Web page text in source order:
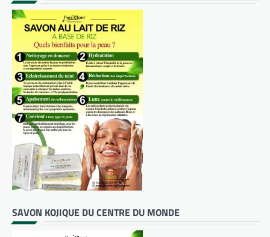
SAVON KOJIQUE DU CENTRE DU MONDE